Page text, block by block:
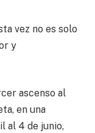
vez no es solo
y
ascenso al
en una
al 4 de junio,